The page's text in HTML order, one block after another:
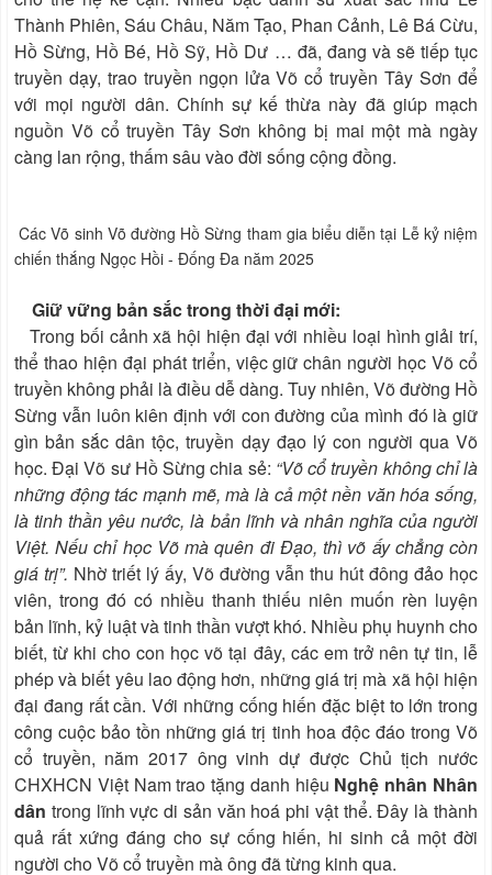
Thành Phiên, Sáu Châu, Năm Tạo, Phan Cảnh, Lê Bá Cừu,
Hồ Sừng, Hồ Bé, Hồ Sỹ, Hồ Dư … đã, đang và sẽ tiếp tục
truyền dạy, trao truyền ngọn lửa Võ cổ truyền Tây Sơn để
với mọi người dân. Chính sự kế thừa này đã giúp mạch
nguồn Võ cổ truyền Tây Sơn không bị mai một mà ngày
càng lan rộng, thấm sâu vào đời sống cộng đồng.
Các Võ sinh Võ đường Hồ Sừng tham gia biểu diễn tại Lễ kỷ niệm
chiến thắng Ngọc Hồi - Đống Đa năm 2025
Giữ vững bản sắc trong thời đại mới:
Trong bối cảnh xã hội hiện đại với nhiều loại hình giải trí,
thể thao hiện đại phát triển, việc giữ chân người học Võ cổ
truyền không phải là điều dễ dàng. Tuy nhiên, Võ đường Hồ
Sừng vẫn luôn kiên định với con đường của mình đó là giữ
gìn bản sắc dân tộc, truyền dạy đạo lý con người qua Võ
học. Đại Võ sư Hồ Sừng chia sẻ: “Võ cổ truyền không chỉ là
những động tác mạnh mẽ, mà là cả một nền văn hóa sống,
là tinh thần yêu nước, là bản lĩnh và nhân nghĩa của người
Việt. Nếu chỉ học Võ mà quên đi Đạo, thì võ ấy chẳng còn
giá trị”. Nhờ triết lý ấy, Võ đường vẫn thu hút đông đảo học
viên, trong đó có nhiều thanh thiếu niên muốn rèn luyện
bản lĩnh, kỷ luật và tinh thần vượt khó. Nhiều phụ huynh cho
biết, từ khi cho con học võ tại đây, các em trở nên tự tin, lễ
phép và biết yêu lao động hơn, những giá trị mà xã hội hiện
đại đang rất cần. Với những cống hiến đặc biệt to lớn trong
công cuộc bảo tồn những giá trị tinh hoa độc đáo trong Võ
cổ truyền, năm 2017 ông vinh dự được Chủ tịch nước
CHXHCN Việt Nam trao tặng danh hiệu Nghệ nhân Nhân
dân trong lĩnh vực di sản văn hoá phi vật thể. Đây là thành
quả rất xứng đáng cho sự cống hiến, hi sinh cả một đời
người cho Võ cổ truyền mà ông đã từng kinh qua.